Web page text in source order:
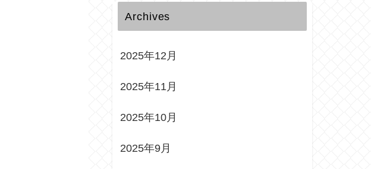
Archives
2025年12月
2025年11月
2025年10月
2025年9月